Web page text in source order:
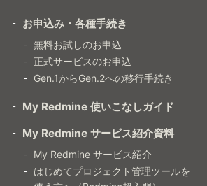
お申込み・各種手続き
無料お試しのお申込
正式サービスのお申込
Gen.1からGen.2への移行手続き
My Redmine 使いこなしガイド
My Redmine サービス紹介資料
My Redmine サービス紹介
はじめてプロジェクト管理ツールを